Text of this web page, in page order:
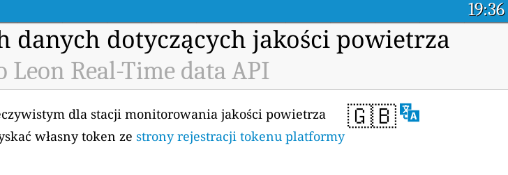
19:36
dotyczących jakości powietrza
Leon Real-Time data API
🇬🇧
dla stacji monitorowania jakości powietrza
własny token ze strony rejestracji tokenu platformy